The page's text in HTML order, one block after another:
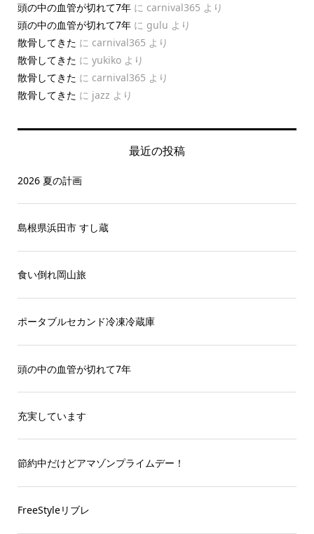
頭の中の血管が切れて7年に carnival365 より
頭の中の血管が切れて7年に gulu より
散骨してきた に carnival365 より
散骨してきた に yukikoより
散骨してきた に carnival365 より
散骨してきた に jazz より
最近の投稿
2026 夏の計画
島根県浜田市 すし蔵
食い倒れ岡山旅
ポータブルセカンド冷凍冷蔵庫
頭の中の血管が切れて7年
充実しています
節約中だけどアマゾンプライムデー！
FreeStyleリブレ